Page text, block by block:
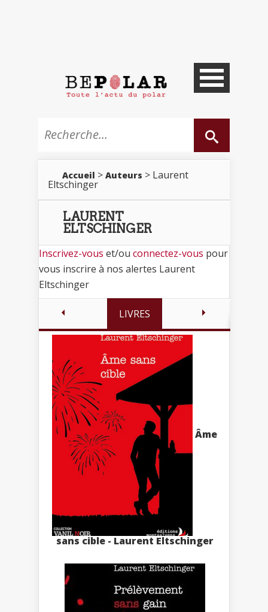
Accueil > Auteurs > Laurent
Eltschinger
LAURENT
ELTSCHINGER
Inscrivez-vous et/ou connectez-vous pour
vous inscrire à nos alertes Laurent
Eltschinger
LIVRES
Âme
sans cible - Laurent Eltschinger